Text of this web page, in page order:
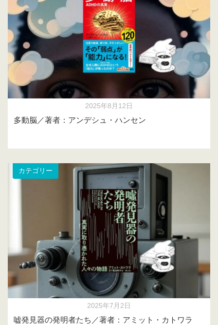
2025年8月12日
多動脳／著者：アンデシュ・ハンセン
カテゴリー
2025年7月2日
嘘発見器の発明者たち／著者：アミット・カトワラ